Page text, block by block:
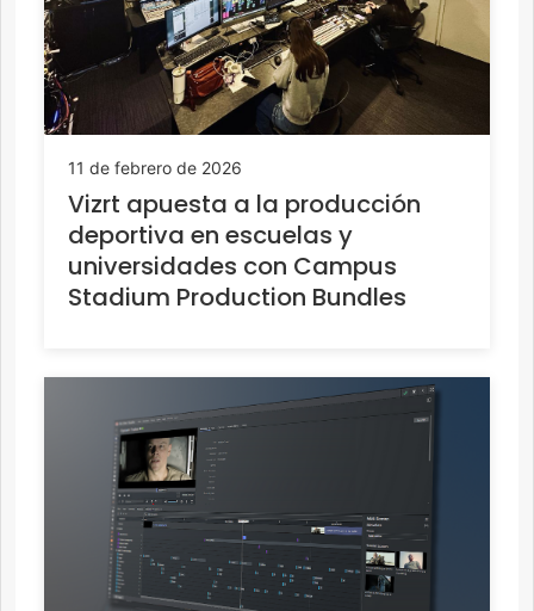
11 de febrero de 2026
Vizrt apuesta a la producción
deportiva en escuelas y
universidades con Campus
Stadium Production Bundles